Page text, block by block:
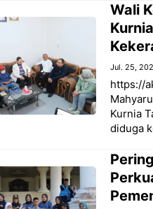
Wali
Jul. 25,
https://
Kurnia
diduga